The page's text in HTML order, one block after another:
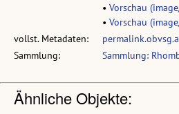
• Vorschau
• Vorschau
vollst. Metadaten:
Sammlung:
Sammlung:
Ähnliche Objekte: